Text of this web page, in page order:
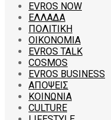
EVROS NOW
ΕΛΛΑΔΑ
ΠΟΛΙΤΙΚΗ
ΟΙΚΟΝΟΜΙΑ
EVROS TALK
COSMOS
EVROS BUSINESS
ΑΠΟΨΕΙΣ
ΚΟΙΝΩΝΙΑ
CULTURE